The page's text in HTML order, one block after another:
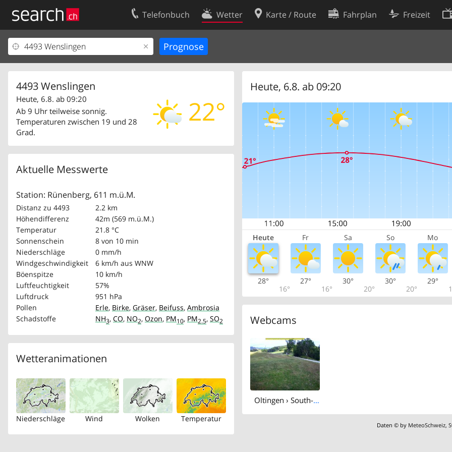
Telefonbuch Wetter Karte / Route Fahrplan Freizeit
4493 Wenslingen
22°
Heute, 6.8. ab 09:20
Ab 9 Uhr teilweise sonnig.
Temperaturen zwischen 19 und 28
Grad.
Aktuelle Messwerte
Station: Rünenberg, 611 m.ü.M.
Distanz zu 4493
2.2 km
Höhendifferenz
42m (569 m.ü.M.)
Temperatur
21.8 °C
Sonnenschein
8 von 10 min
Niederschläge
0 mm/h
Windgeschwindigkeit
6 km/h aus WNW
Böenspitze
10 km/h
Luftfeuchtigkeit
57%
Luftdruck
951 hPa
Pollen
Erle, Birke, Gräser, Beifuss, Ambrosia
Schadstoffe
NH3, CO, NO2, Ozon, PM10, PM2.5, SO2
Wetteranimationen
Niederschläge Wind Wolken Temperatur
Heute, 6.8. ab 09:20
Heute Fr Sa So Mo
28°
16°
27°
16°
30°
20°
30°
20°
29°
Webcams
Oltingen › South-west
Daten © by MeteoSchweiz,
Ihr Eintrag
Kundencenter Geschäftskunden
Kontakt
Nutzungsbedingungen
Cookie-Einstellungen